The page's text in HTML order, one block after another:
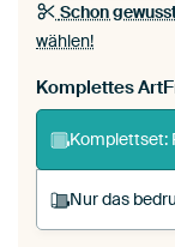
Schon
wählen!
Komplettes
Komplettset:
Nur das